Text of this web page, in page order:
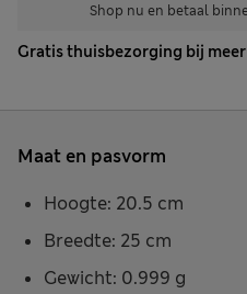
Shop nu en betaal
Gratis thuisbezorging bij meer
Maat en pasvorm
Hoogte: 20.5 cm
Breedte: 25 cm
Gewicht: 0.999 g